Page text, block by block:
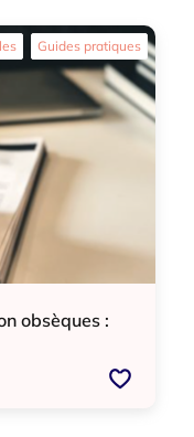
obsèques :
Guides pratiques